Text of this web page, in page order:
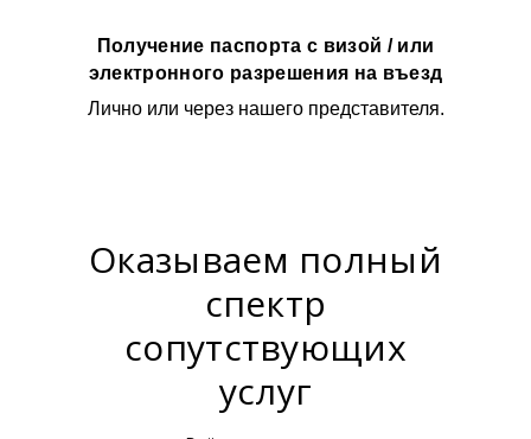
Получение паспорта с визой / или
электронного разрешения на въезд
Лично или через нашего представителя.
Оказываем полный
спектр
сопутствующих
услуг